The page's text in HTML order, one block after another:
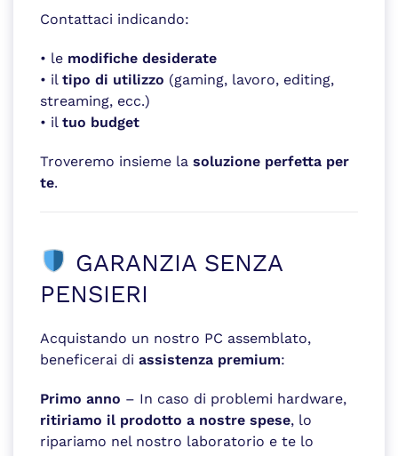
Contattaci indicando:
• le modifiche desiderate
• il tipo di utilizzo (gaming, lavoro, editing,
streaming, ecc.)
• il tuo budget
Troveremo insieme la soluzione perfetta per
te.
GARANZIA SENZA
PENSIERI
Acquistando un nostro PC assemblato,
beneficerai di assistenza premium:
Primo anno – In caso di problemi hardware,
ritiriamo il prodotto a nostre spese, lo
ripariamo nel nostro laboratorio e te lo